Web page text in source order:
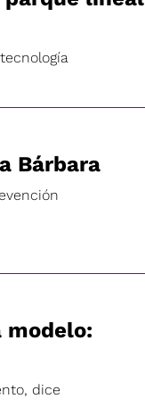
Bárbara
modelo:
dice